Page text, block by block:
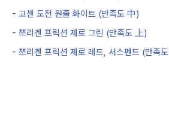
- 고센 도전 원줄 화이트 (만족도 中)
- 쯔리겐 프릭션 제로 그린 (만족도 上)
- 쯔리겐 프릭션 제로 레드, 서스펜드 (만족도